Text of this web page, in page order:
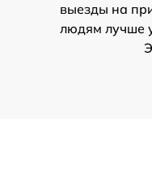
выезды на
людям лучше